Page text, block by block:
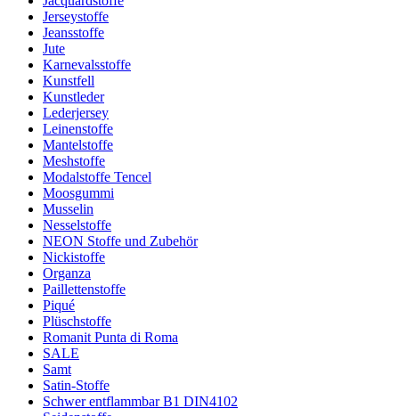
Jerseystoffe
Jeansstoffe
Jute
Karnevalsstoffe
Kunstfell
Kunstleder
Lederjersey
Leinenstoffe
Mantelstoffe
Meshstoffe
Modalstoffe Tencel
Moosgummi
Musselin
Nesselstoffe
NEON Stoffe und Zubehör
Nickistoffe
Organza
Paillettenstoffe
Piqué
Plüschstoffe
Romanit Punta di Roma
SALE
Samt
Satin-Stoffe
Schwer entflammbar B1 DIN4102